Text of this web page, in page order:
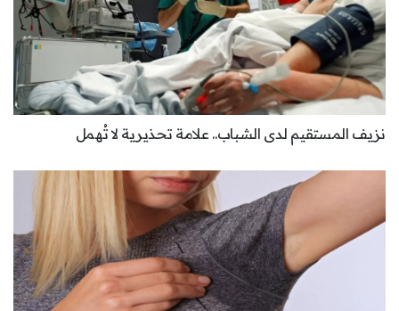
نزيف المستقيم لدى الشباب.. علامة تحذيرية لا تُهمل